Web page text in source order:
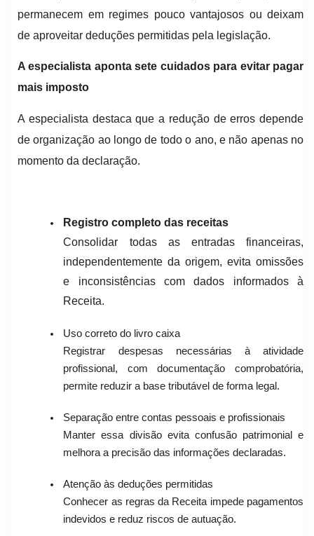
permanecem em regimes pouco vantajosos ou deixam
de aproveitar deduções permitidas pela legislação.
A especialista aponta sete cuidados para evitar pagar
mais imposto
A especialista destaca que a redução de erros depende
de organização ao longo de todo o ano, e não apenas no
momento da declaração.
Registro completo das receitas
Consolidar todas as entradas financeiras,
independentemente da origem, evita omissões
e inconsistências com dados informados à
Receita.
Uso correto do livro caixa
Registrar despesas necessárias à atividade
profissional, com documentação comprobatória,
permite reduzir a base tributável de forma legal.
Separação entre contas pessoais e profissionais
Manter essa divisão evita confusão patrimonial e
melhora a precisão das informações declaradas.
Atenção às deduções permitidas
Conhecer as regras da Receita impede pagamentos
indevidos e reduz riscos de autuação.